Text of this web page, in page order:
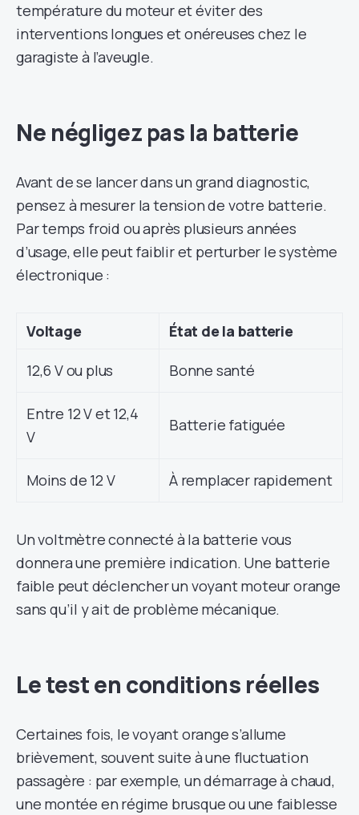
température du moteur et éviter des
interventions longues et onéreuses chez le
garagiste à l’aveugle.
Ne négligez pas la batterie
Avant de se lancer dans un grand diagnostic,
pensez à mesurer la tension de votre batterie.
Par temps froid ou après plusieurs années
d’usage, elle peut faiblir et perturber le système
électronique :
Voltage État de la batterie
12,6 V ou plus Bonne santé
Entre 12 V et 12,4
V
Batterie fatiguée
Moins de 12 V À remplacer rapidement
Un voltmètre connecté à la batterie vous
donnera une première indication. Une batterie
faible peut déclencher un voyant moteur orange
sans qu’il y ait de problème mécanique.
Le test en conditions réelles
Certaines fois, le voyant orange s’allume
brièvement, souvent suite à une fluctuation
passagère : par exemple, un démarrage à chaud,
une montée en régime brusque ou une faiblesse